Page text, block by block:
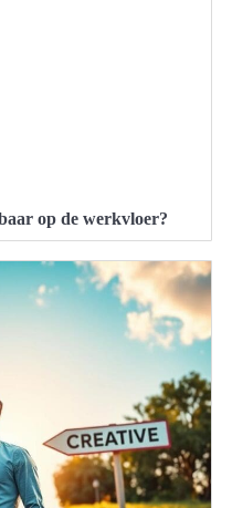
op de werkvloer?